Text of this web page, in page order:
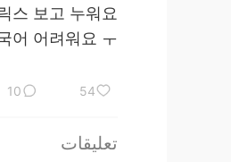
스 보고 누워요.
어 어려워요 ㅜ
54
10
تعليقات